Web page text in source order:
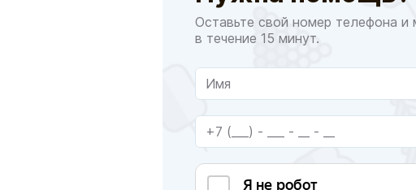
Оставьте свой номер телефона и
в течение 15 минут.